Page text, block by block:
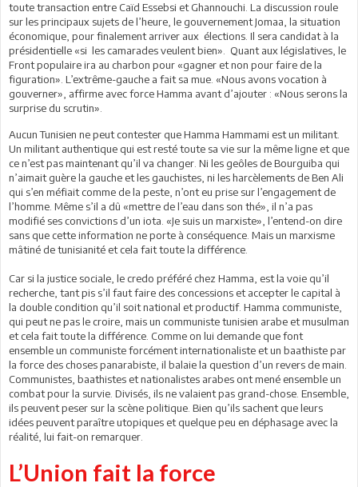
toute transaction entre Caïd Essebsi et Ghannouchi. La discussion roule
sur les principaux sujets de l’heure, le gouvernement Jomaa, la situation
économique, pour finalement arriver aux élections. Il sera candidat à la
présidentielle «si les camarades veulent bien». Quant aux législatives, le
Front populaire ira au charbon pour «gagner et non pour faire de la
figuration». L’extrême-gauche a fait sa mue. «Nous avons vocation à
gouverner», affirme avec force Hamma avant d’ajouter : «Nous serons la
surprise du scrutin».
Aucun Tunisien ne peut contester que Hamma Hammami est un militant.
Un militant authentique qui est resté toute sa vie sur la même ligne et que
ce n’est pas maintenant qu’il va changer. Ni les geôles de Bourguiba qui
n’aimait guère la gauche et les gauchistes, ni les harcèlements de Ben Ali
qui s’en méfiait comme de la peste, n’ont eu prise sur l’engagement de
l’homme. Même s’il a dû «mettre de l’eau dans son thé», il n’a pas
modifié ses convictions d’un iota. «Je suis un marxiste», l’entend-on dire
sans que cette information ne porte à conséquence. Mais un marxisme
mâtiné de tunisianité et cela fait toute la différence.
Car si la justice sociale, le credo préféré chez Hamma, est la voie qu’il
recherche, tant pis s’il faut faire des concessions et accepter le capital à
la double condition qu’il soit national et productif. Hamma communiste,
qui peut ne pas le croire, mais un communiste tunisien arabe et musulman
et cela fait toute la différence. Comme on lui demande que font
ensemble un communiste forcément internationaliste et un baathiste par
la force des choses panarabiste, il balaie la question d’un revers de main.
Communistes, baathistes et nationalistes arabes ont mené ensemble un
combat pour la survie. Divisés, ils ne valaient pas grand-chose. Ensemble,
ils peuvent peser sur la scène politique. Bien qu’ils sachent que leurs
idées peuvent paraître utopiques et quelque peu en déphasage avec la
réalité, lui fait-on remarquer.
L’Union fait la force